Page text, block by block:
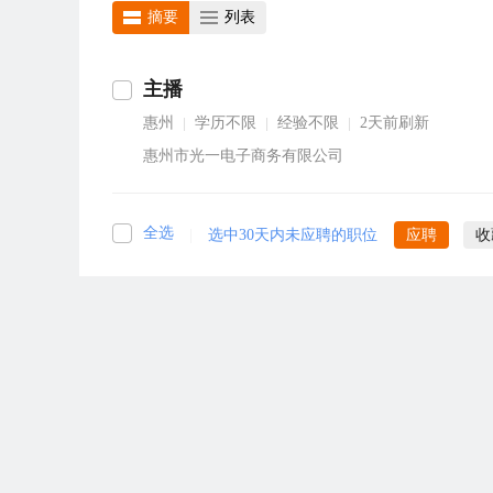
摘要 列表
主播
惠州 学历不限 经验不限
2天前刷新
惠州市光一电子商务有限公司
全选 选中30天内未应聘的职位 应聘